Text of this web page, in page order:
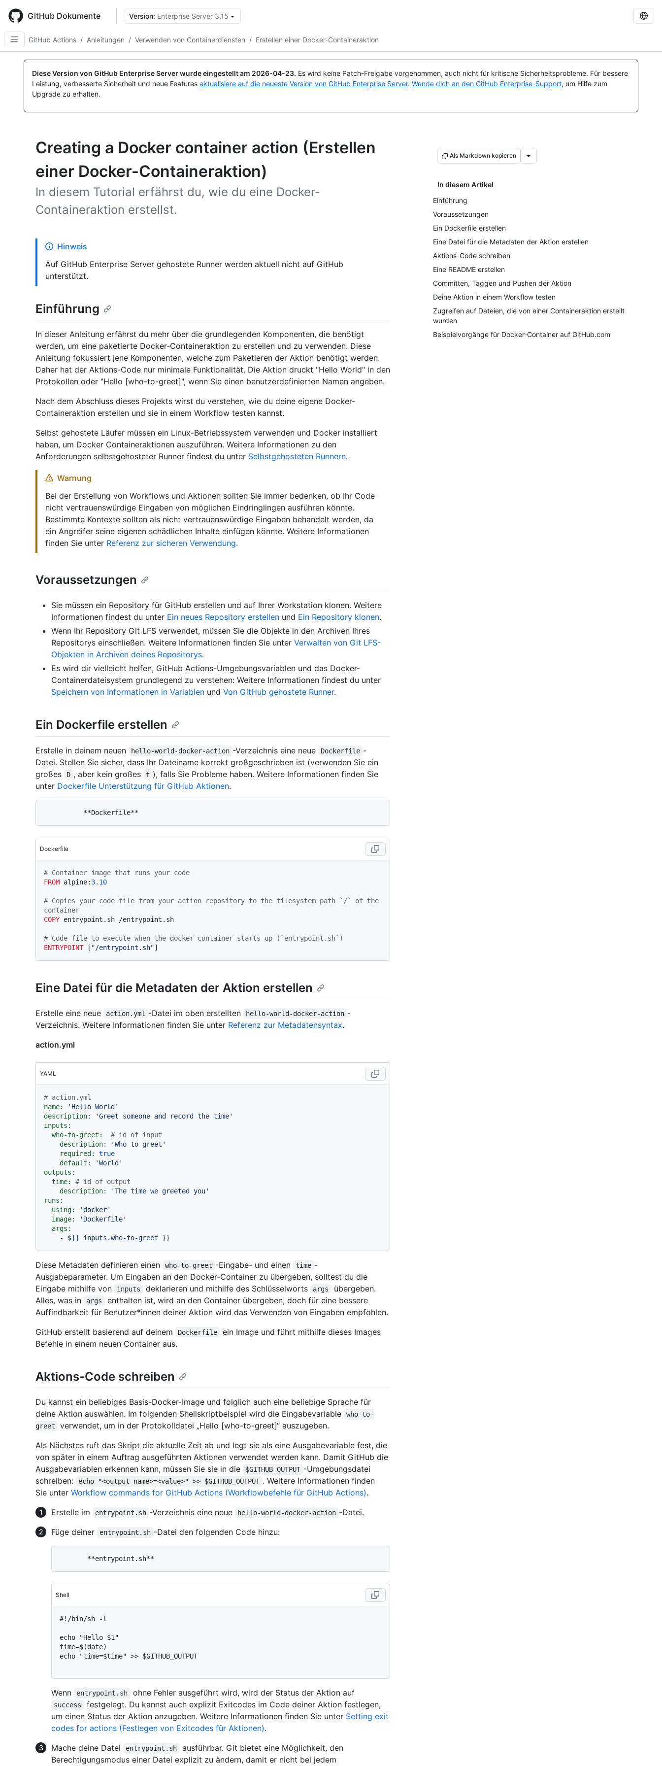
main
content
GitHub Dokumente Version: Enterprise Server 3.15
GitHub Actions / Anleitungen / Verwenden von Containerdiensten / Erstellen einer Docker-Containeraktion
Diese Version von GitHub Enterprise Server wurde eingestellt am 2026-04-23. Es wird keine Patch-Freigabe vorgenommen, auch nicht für kritische Sicherheitsprobleme. Für bessere
Leistung, verbesserte Sicherheit und neue Features aktualisiere auf die neueste Version von GitHub Enterprise Server. Wende dich an den GitHub Enterprise-Support, um Hilfe zum
Upgrade zu erhalten.
Creating a Docker container action (Erstellen
einer Docker-Containeraktion)
In diesem Tutorial erfährst du, wie du eine Docker-
Containeraktion erstellst.
Als Markdown kopieren
In diesem Artikel
Einführung
Voraussetzungen
Ein Dockerfile erstellen
Eine Datei für die Metadaten der Aktion erstellen
Aktions-Code schreiben
Eine README erstellen
Committen, Taggen und Pushen der Aktion
Deine Aktion in einem Workflow testen
Zugreifen auf Dateien, die von einer Containeraktion erstellt
wurden
Beispielvorgänge für Docker-Container auf GitHub.com
Hinweis
Auf GitHub Enterprise Server gehostete Runner werden aktuell nicht auf GitHub
unterstützt.
Einführung
In dieser Anleitung erfährst du mehr über die grundlegenden Komponenten, die benötigt
werden, um eine paketierte Docker-Containeraktion zu erstellen und zu verwenden. Diese
Anleitung fokussiert jene Komponenten, welche zum Paketieren der Aktion benötigt werden.
Daher hat der Aktions-Code nur minimale Funktionalität. Die Aktion druckt "Hello World" in den
Protokollen oder "Hello [who-to-greet]", wenn Sie einen benutzerdefinierten Namen angeben.
Nach dem Abschluss dieses Projekts wirst du verstehen, wie du deine eigene Docker-
Containeraktion erstellen und sie in einem Workflow testen kannst.
Selbst gehostete Läufer müssen ein Linux-Betriebssystem verwenden und Docker installiert
haben, um Docker Containeraktionen auszuführen. Weitere Informationen zu den
Anforderungen selbstgehosteter Runner findest du unter Selbstgehosteten Runnern.
Warnung
Bei der Erstellung von Workflows und Aktionen sollten Sie immer bedenken, ob Ihr Code
nicht vertrauenswürdige Eingaben von möglichen Eindringlingen ausführen könnte.
Bestimmte Kontexte sollten als nicht vertrauenswürdige Eingaben behandelt werden, da
ein Angreifer seine eigenen schädlichen Inhalte einfügen könnte. Weitere Informationen
finden Sie unter Referenz zur sicheren Verwendung.
Voraussetzungen
Sie müssen ein Repository für GitHub erstellen und auf Ihrer Workstation klonen. Weitere
Informationen findest du unter Ein neues Repository erstellen und Ein Repository klonen.
Wenn Ihr Repository Git LFS verwendet, müssen Sie die Objekte in den Archiven Ihres
Repositorys einschließen. Weitere Informationen finden Sie unter Verwalten von Git LFS-
Objekten in Archiven deines Repositorys.
Es wird dir vielleicht helfen, GitHub Actions-Umgebungsvariablen und das Docker-
Containerdateisystem grundlegend zu verstehen: Weitere Informationen findest du unter
Speichern von Informationen in Variablen und Von GitHub gehostete Runner.
Ein Dockerfile erstellen
Erstelle in deinem neuen hello-world-docker-action -Verzeichnis eine neue Dockerfile -
Datei. Stellen Sie sicher, dass Ihr Dateiname korrekt großgeschrieben ist (verwenden Sie ein
großes
D , aber kein großes f ), falls Sie Probleme haben. Weitere Informationen finden Sie
unter Dockerfile Unterstützung für GitHub Aktionen.
Dockerfile
# Container image that runs your code
FROM alpine: 3.10
# Copies your code file from your action repository to the filesystem path `/` of the
container
COPY entrypoint.sh /entrypoint.sh
# Code file to execute when the docker container starts up (`entrypoint.sh`)
ENTRYPOINT [ "/entrypoint.sh"]
Eine Datei für die Metadaten der Aktion erstellen
Erstelle eine neue action.yml -Datei im oben erstellten hello-world-docker-action -
Verzeichnis. Weitere Informationen finden Sie unter Referenz zur Metadatensyntax.
action.yml
YAML
# action.yml
name:
'Hello World'
description:
'Greet someone and record the time'
inputs:
who-to-greet:
# id of input
description:
'Who to greet'
required:
true
default:
'World'
outputs:
time:
# id of output
description:
'The time we greeted you'
runs:
using:
'docker'
image:
'Dockerfile'
args:
-
${{ inputs.who-to-greet }}
Diese Metadaten definieren einen who-to-greet -Eingabe- und einen time -
Ausgabeparameter. Um Eingaben an den Docker-Container zu übergeben, solltest du die
Eingabe mithilfe von
inputs deklarieren und mithilfe des Schlüsselworts args
übergeben.
Alles, was in
args
enthalten ist, wird an den Container übergeben, doch für eine bessere
Auffindbarkeit für Benutzer*innen deiner Aktion wird das Verwenden von Eingaben empfohlen.
GitHub erstellt basierend auf deinem
Dockerfile
ein Image und führt mithilfe dieses Images
Befehle in einem neuen Container aus.
Aktions-Code schreiben
Du kannst ein beliebiges Basis-Docker-Image und folglich auch eine beliebige Sprache für
deine Aktion auswählen. Im folgenden Shellskriptbeispiel wird die Eingabevariable
who-to-
greet
verwendet, um in der Protokolldatei „Hello [who-to-greet]“ auszugeben.
Als Nächstes ruft das Skript die aktuelle Zeit ab und legt sie als eine Ausgabevariable fest, die
von später in einem Auftrag ausgeführten Aktionen verwendet werden kann. Damit GitHub die
Ausgabevariablen erkennen kann, müssen Sie sie in die
$GITHUB_OUTPUT -Umgebungsdatei
schreiben:
echo "<output name>=<value>" >> $GITHUB_OUTPUT . Weitere Informationen finden
Sie unter Workflow commands for GitHub Actions (Workflowbefehle für GitHub Actions).
Erstelle im
entrypoint.sh -Verzeichnis eine neue hello-world-docker-action -Datei.
Füge deiner
entrypoint.sh -Datei den folgenden Code hinzu:
Shell
#!/bin/sh -l
echo "Hello $1"
time=$(date)
echo "time=$time" >> $GITHUB_OUTPUT
Wenn entrypoint.sh ohne Fehler ausgeführt wird, wird der Status der Aktion auf
success
festgelegt. Du kannst auch explizit Exitcodes im Code deiner Aktion festlegen,
um einen Status der Aktion anzugeben. Weitere Informationen finden Sie unter Setting exit
codes for actions (Festlegen von Exitcodes für Aktionen).
Mache deine Datei
entrypoint.sh
ausführbar. Git bietet eine Möglichkeit, den
Berechtigungsmodus einer Datei explizit zu ändern, damit er nicht bei jedem